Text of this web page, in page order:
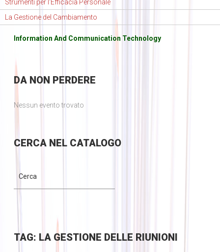
Strumenti per l'Efficacia Personale
La Gestione del Cambiamento
Information And Communication Technology
DANON PERDERE
Nessun evento trovato
CERCANEL CATALOGO
TAG: LA GESTIONE DELLE RIUNIONI